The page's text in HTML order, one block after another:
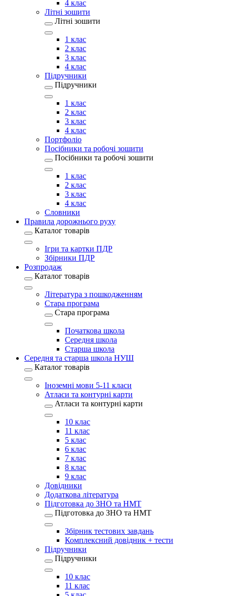
4 клас
Літні зошити
Літні зошити
1 клас
2 клас
3 клас
4 клас
Підручники
Підручники
1 клас
2 клас
3 клас
4 клас
Портфоліо
Посібники та робочі зошити
Посібники та робочі зошити
1 клас
2 клас
3 клас
4 клас
Словники
Правила дорожнього руху
Каталог товарів
Ігри та картки ПДР
Збірники ПДР
Розпродаж
Каталог товарів
Література з пошкодженням
Стара програма
Стара програма
Початкова школа
Середня школа
Старша школа
Середня та старша школа НУШ
Каталог товарів
Іноземні мови 5-11 класи
Атласи та контурні карти
Атласи та контурні карти
10 клас
11 клас
5 клас
6 клас
7 клас
8 клас
9 клас
Довідники
Додаткова література
Підготовка до ЗНО та НМТ
Підготовка до ЗНО та НМТ
Збірник тестових завдань
Комплексний довідник + тести
Підручники
Підручники
10 клас
11 клас